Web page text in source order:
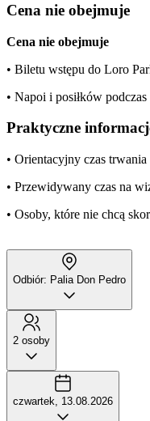
Cena nie obejmuje
Cena nie obejmuje
• Biletu wstępu do Loro
• Napoi i posiłków
Praktyczne
• Orientacyjny czas
• Przewidywany czas na
• Osoby, które nie chcą
Odbiór: Palia Don Pedro
2 osoby
czwartek, 13.08.2026